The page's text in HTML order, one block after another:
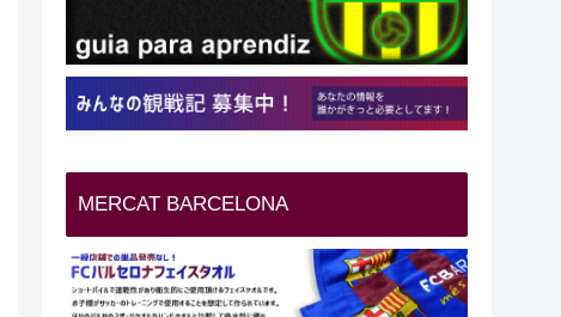
MERCAT BARCELONA